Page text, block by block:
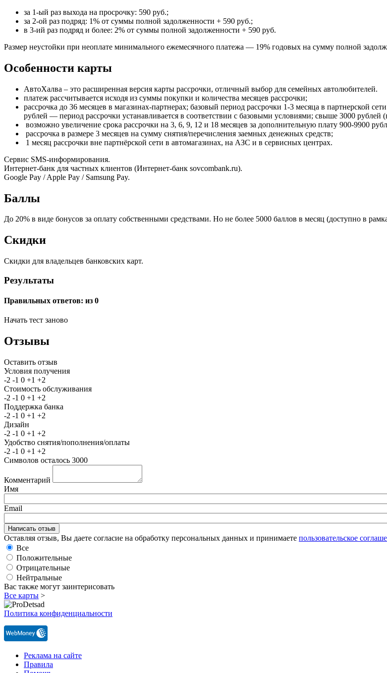
за 1-ый раз выхода на просрочку: 590 руб.;
за 2-ой раз подряд: 1% от суммы полной задолженности + 590 руб.;
в 3-ий раз подряд и более: 2% от суммы полной задолженности + 590 руб.
Размер неустойки при неоплате минимального ежемесячного платежа — 19% годовых на сумму полной
Особенности карты
АвтоХалва – это расширенная версия карты рассрочки, отличный выбор для семейных автолюбителей.
платеж рассчитывается исходя из суммы покупки и количества месяцев рассрочки;
рассрочка до 36 месяцев в магазинах-партнерах; базовый период рассрочки 1-3 месяца в партнерской
рублей — период рассрочки устанавливается в соответствии с базовыми условиями; свыше 3000
возможно увеличение срока рассрочки на 3, 6, 9, 12 и 18 месяцев за дополнительную плату 900-9900
рассрочка в размере 3 месяцев на сумму снятия/перечисления заемных денежных средств;
1 месяц рассрочки вне партнёрской сети в автомагазинах, на АЗС и в сервисных центрах.
Сервис SMS-информирования.
Интернет-банк для частных клиентов (Интернет-банк sovcombank.ru).
Google Pay / Apple Pay / Samsung Pay.
Баллы
До 20% в виде бонусов за оплату собственными средствами. Но не более 5000 баллов в месяц (доступно в
Скидки
Скидки для владельцев банковских карт.
Результаты
Правильных ответов: из 0
Начать тест заново
Отзывы
Оставить отзыв
Условия получения
-2 -1 0 +1 +2
Стоимость обслуживания
-2 -1 0 +1 +2
Поддержка банка
-2 -1 0 +1 +2
Дизайн
-2 -1 0 +1 +2
Удобство снятия/пополнения/оплаты
-2 -1 0 +1 +2
Символов осталось 3000
Комментарий
Имя
Email
Оставляя отзыв, Вы даете согласие на обработку персональных данных и принимаете пользовательское
Все
Положительные
Отрицательные
Нейтральные
Вас также могут заинтерисовать
Все карты >
Политика конфиденциальности
Реклама на сайте
Правила